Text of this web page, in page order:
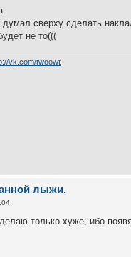
сверху сделать
не то(((
vk.com/twoowt
лыжи.
только хуже, ибо